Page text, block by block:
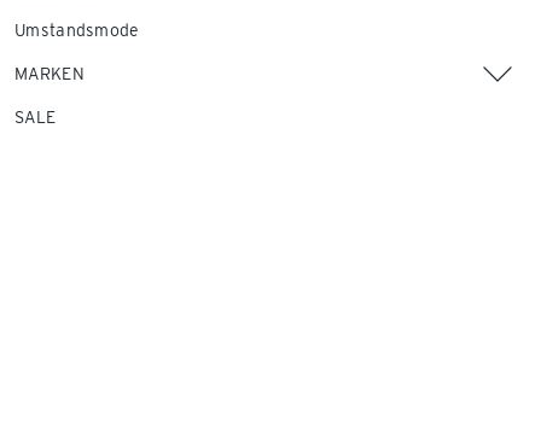
Umstandsmode
MARKEN
SALE